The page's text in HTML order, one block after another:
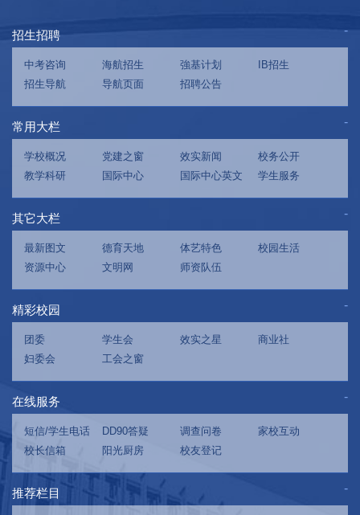
招生招聘
中考咨询 海航招生 強基计划
IB招生
招生导航
导航页面 招聘公告
常用大栏
学校概况 党建之窗 效实新闻
校务公开
教学科研
国际中心 国际中心英文 学生服务
其它大栏
最新图文 德育天地 体艺特色
校园生活
资源中心
文明网 师资队伍
精彩校园
团委 学生会 效实之星
商业社
妇委会
工会之窗
在线服务
短信/学生电话 DD90答疑 调查问卷
家校互动
校长信箱
阳光厨房 校友登记
推荐栏目